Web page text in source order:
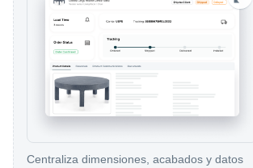
Centraliza dimensiones, acabados y datos